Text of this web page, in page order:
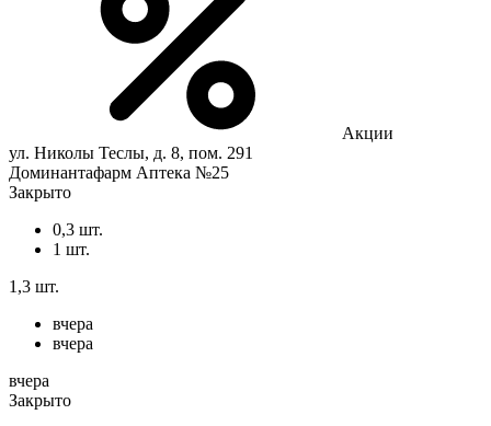
Акции
ул. Николы Теслы, д. 8, пом. 291
Доминантафарм Аптека №25
Закрыто
0,3 шт.
1 шт.
1,3 шт.
вчера
вчера
вчера
Закрыто